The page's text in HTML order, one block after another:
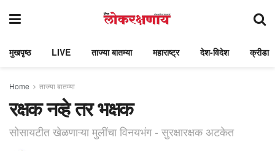
मुखपृष्ठ LIVE ताज्या बातम्या महाराष्ट्र देश-विदेश क्रीडा
Home ताज्या बातम्या
रक्षक नव्हे तर भक्षक
सोसायटीत खेळणाऱ्या मुलींचा विनयभंग - सुरक्षारक्षक अटकेत